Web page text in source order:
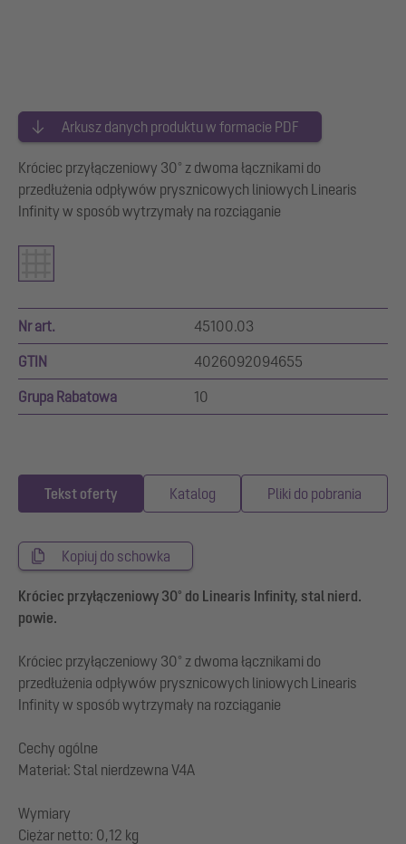
Arkusz danych produktu w formacie PDF
Króciec przyłączeniowy 30° z dwoma łącznikami do
przedłużenia odpływów prysznicowych liniowych Linearis
Infinity w sposób wytrzymały na rozciąganie
Nr art. 45100.03
GTIN 4026092094655
Grupa Rabatowa 10
Tekst oferty Katalog Pliki do pobrania
Kopiuj do schowka
Króciec przyłączeniowy 30° do Linearis Infinity, stal nierd.
powie.
Króciec przyłączeniowy 30° z dwoma łącznikami do
przedłużenia odpływów prysznicowych liniowych Linearis
Infinity w sposób wytrzymały na rozciąganie
Cechy ogólne
Materiał: Stal nierdzewna V4A
Wymiary
Ciężar netto: 0,12 kg